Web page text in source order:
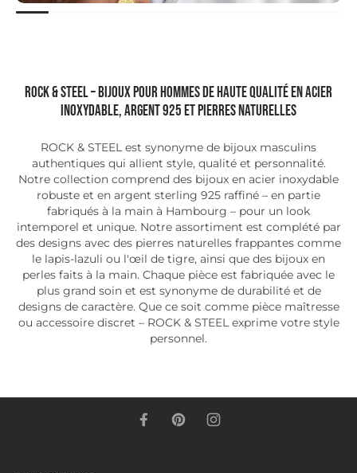
ROCK & STEEL – Bijoux pour hommes de haute qualité en acier
inoxydable, argent 925 et pierres naturelles
ROCK & STEEL est synonyme de bijoux masculins
authentiques qui allient style, qualité et personnalité.
Notre collection comprend des bijoux en acier inoxydable
robuste et en argent sterling 925 raffiné – en partie
fabriqués à la main à Hambourg – pour un look
intemporel et unique. Notre assortiment est complété par
des designs avec des pierres naturelles frappantes comme
le lapis-lazuli ou l'œil de tigre, ainsi que des bijoux en
perles faits à la main. Chaque pièce est fabriquée avec le
plus grand soin et est synonyme de durabilité et de
designs de caractère. Que ce soit comme pièce maîtresse
ou accessoire discret – ROCK & STEEL exprime votre style
personnel.